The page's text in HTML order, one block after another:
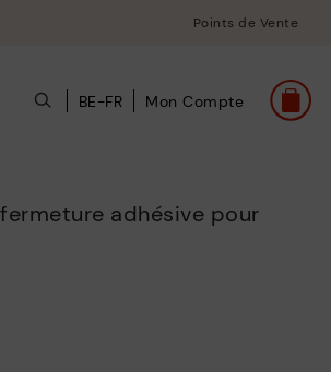
Points de Vente
BE-FR Mon Compte